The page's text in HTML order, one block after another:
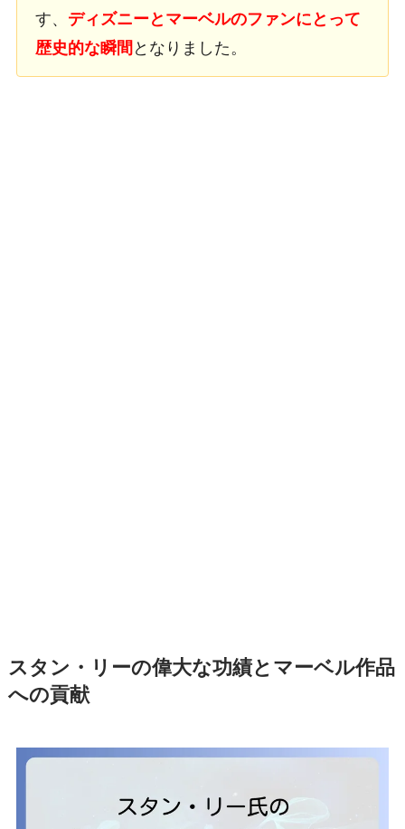
す、 ディズニーとマーベルのファンにとって
歴史的な瞬間 となりました。
スタン・リーの偉大な功績とマーベル作品
への貢献